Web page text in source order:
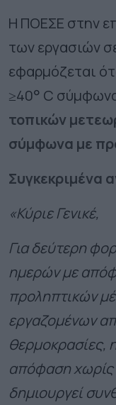
Η ΠΟΕΣΕ στην
των εργασιών
εφαρμόζεται
≥40° C
τοπικών
σύμφωνα με
Συγκεκριμένα
«Κύριε Γενικέ,
Για δεύτερη
ημερών με
προληπτικών
εργαζομένων
θερμοκρασίες,
απόφαση χωρίς
δημιουργεί